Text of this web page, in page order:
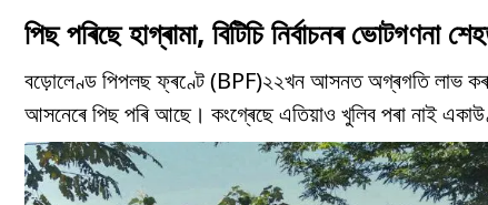
পিছ পৰিছে হাগ্ৰামা, বিটিচি নিৰ্বাচনৰ ভোটগণনা
বড়োলেণ্ড পিপলছ ফ্ৰণ্টে (BPF)২২খন আসনত অগ্ৰগতি লাভ
আসনেৰে পিছ পৰি আছে। কংগ্ৰেছে এতিয়াও খুলিব পৰা নাই